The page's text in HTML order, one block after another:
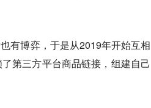
有博弈，于是从2019年开始互相
第三方平台商品链接，组建自己